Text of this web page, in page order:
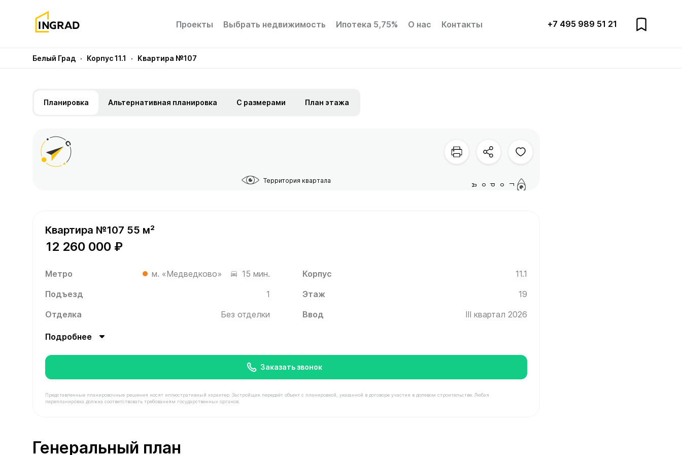
Проекты Выбрать недвижимость Ипотека 5,75% О нас Контакты +7 495 989 51 21
Белый Град · Корпус 11.1 · Квартира №107
Планировка Альтернативная планировка С размерами План этажа
Город
Территория квартала
Квартира №107 55 м²
12 260 000 ₽
Метро м. «Медведково» 15 мин. Корпус 11.1
Подъезд 1 Этаж
19
Отделка
Без отделки Ввод III квартал 2026
Подробнее
Заказать звонок
Представленные планировочные решения носят иллюстративный характер. Застройщик передаёт объект с планировкой, указанной в договоре участия в долевом строительстве. Любая
перепланировка должна соответствовать требованиям государственных органов.
Генеральный план